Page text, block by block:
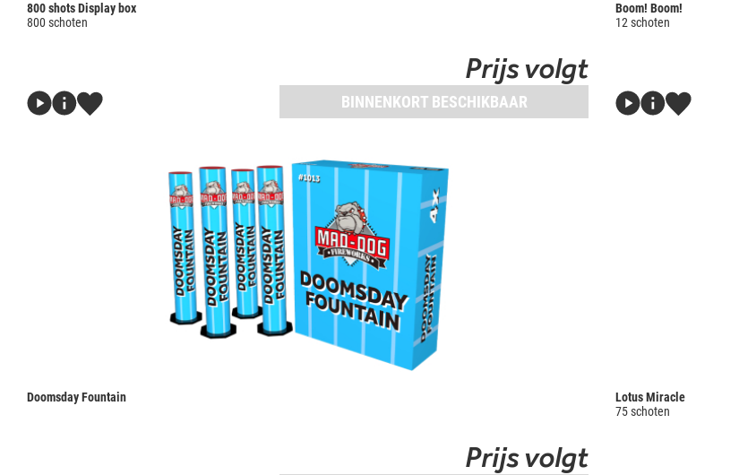
800 shots Display box
800 schoten
Prijs volgt
BINNENKORT BESCHIKBAAR
Boom! Boom!
12 schoten
Doomsday Fountain
Prijs volgt
Lotus Miracle
75 schoten